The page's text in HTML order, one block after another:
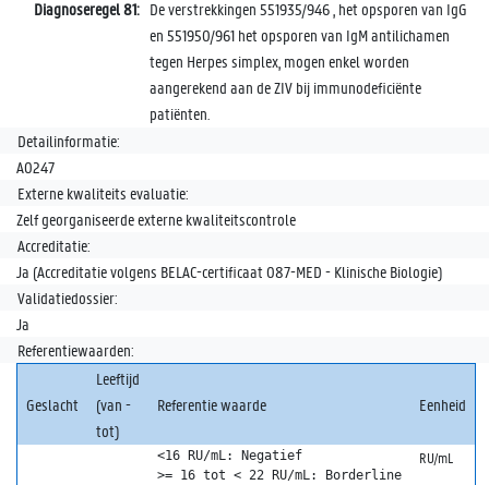
Diagnoseregel 81: De verstrekkingen 551935/946 , het opsporen van IgG
en 551950/961 het opsporen van IgM antilichamen
tegen Herpes simplex, mogen enkel worden
aangerekend aan de ZIV bij immunodeficiënte
patiënten.
Detailinformatie:
A0247
Externe kwaliteits evaluatie:
Zelf georganiseerde externe kwaliteitscontrole
Accreditatie:
Ja (Accreditatie volgens BELAC-certificaat 087-MED - Klinische Biologie)
Validatiedossier:
Ja
Referentiewaarden:
Geslacht
Leeftijd
(van -
tot)
Referentie waarde Eenheid
<16 RU/mL: Negatief
>= 16 tot < 22 RU/mL: Borderline
RU/mL